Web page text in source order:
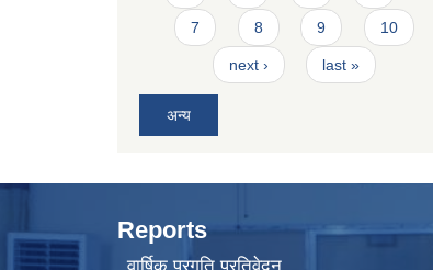
7 8 9 10
next › last »
अन्य
Reports